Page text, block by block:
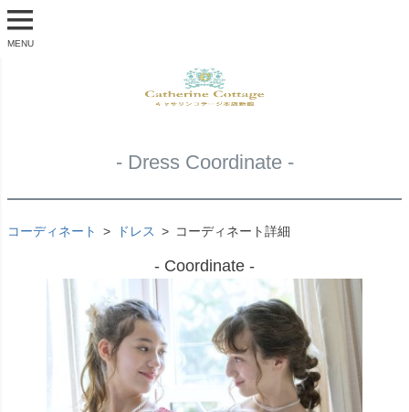
MENU
- Dress Coordinate -
コーディネート ドレス コーディネート詳細
- Coordinate -